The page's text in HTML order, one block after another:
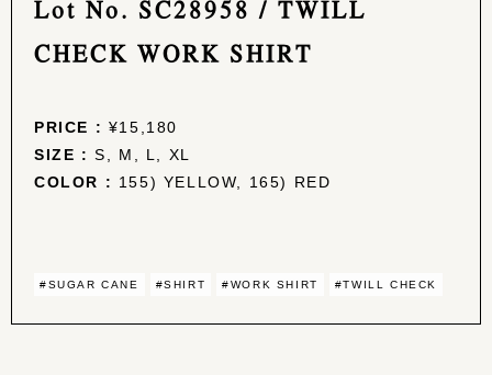
Lot No. SC28958 / TWILL
CHECK WORK SHIRT
PRICE : ¥15,180
SIZE : S, M, L, XL
COLOR : 155) YELLOW, 165) RED
#SUGAR CANE #SHIRT #WORK SHIRT #TWILL CHECK